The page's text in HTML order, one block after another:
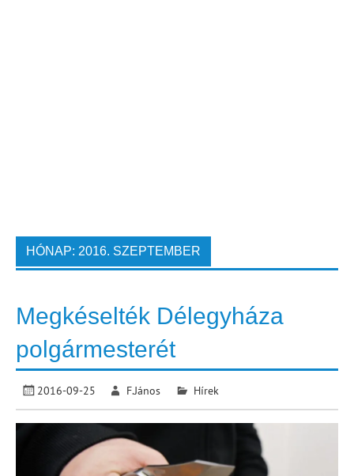
HÓNAP: 2016. SZEPTEMBER
Megkéselték Délegyháza
polgármesterét
2016-09-25 F.János Hírek